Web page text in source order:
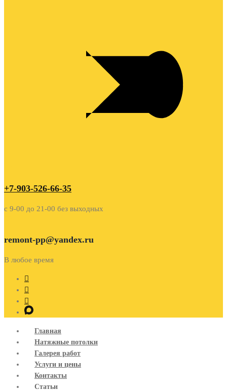
+7-903-526-66-35
c 9-00 до 21-00 без выходных
remont-pp@yandex.ru
В любое время
Главная
Натяжные потолки
Галерея работ
Услуги и цены
Контакты
Статьи